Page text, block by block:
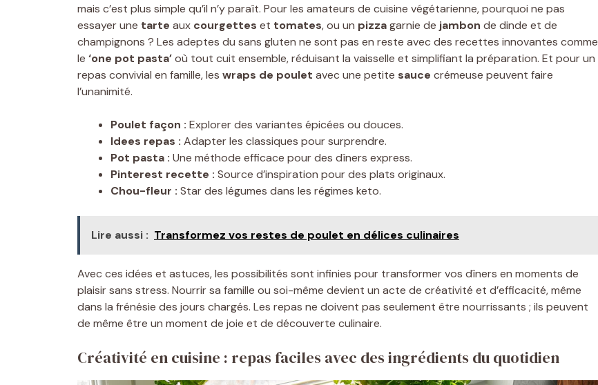
mais c’est plus simple qu’il n’y paraît. Pour les amateurs de cuisine végétarienne, pourquoi ne pas
essayer une tarte aux courgettes et tomates, ou un pizzagarnie de jambon de dinde et de
champignons ? Les adeptes du sans gluten ne sont pas en reste avec des recettes innovantes comme
le ‘one pot pasta’où tout cuit ensemble, réduisant la vaisselle et simplifiant la préparation. Et pour un
repas convivial en famille, les wraps de poulet avec une petite sauce crémeuse peuvent faire
l’unanimité.
Poulet façon : Explorer des variantes épicées ou douces.
Idees repas : Adapter les classiques pour surprendre.
Pot pasta : Une méthode efficace pour des dîners express.
Pinterest recette : Source d’inspiration pour des plats originaux.
Chou-fleur : Star des légumes dans les régimes keto.
Lire aussi : Transformez vos restes de poulet en délices culinaires
Avec ces idées et astuces, les possibilités sont infinies pour transformer vos dîners en moments de
plaisir sans stress. Nourrir sa famille ou soi-même devient un acte de créativité et d’efficacité, même
dans la frénésie des jours chargés. Les repas ne doivent pas seulement être nourrissants ; ils peuvent
de même être un moment de joie et de découverte culinaire.
Créativité en cuisine : repas faciles avec des ingrédients du quotidien